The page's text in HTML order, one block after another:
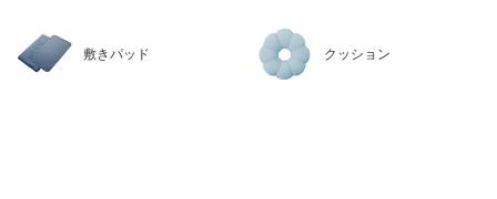
敷きパッド クッション